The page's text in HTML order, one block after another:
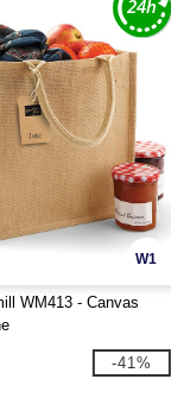
W1
WM413 - Canvas
-41%